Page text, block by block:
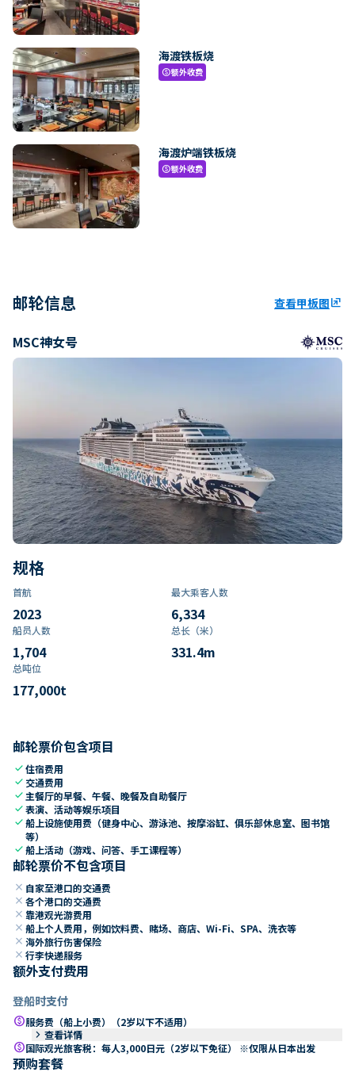
海渡铁板烧
paid额外收费
海渡炉端铁板烧
paid额外收费
邮轮信息 查看甲板图ungroup
MSC神女号
规格
首航
2023
最大乘客人数
6,334
船员人数
1,704
总长（米）
331.4m
总吨位
177,000t
邮轮票价包含项目
check住宿费用
check 交通费用
check 主餐厅的早餐、午餐、晚餐及自助餐厅
check表演、活动等娱乐项目
check船上设施使用费（健身中心、游泳池、按摩浴缸、俱乐部休息室、图书馆
等）
check船上活动（游戏、问答、手工课程等）
邮轮票价不包含项目
close 自家至港口的交通费
close 各个港口的交通费
close 靠港观光游费用
close 船上个人费用，例如饮料费、赌场、商店、Wi-Fi、SPA、洗衣等
close 海外旅行伤害保险
close 行李快递服务
额外支付费用
登船时支付
paid服务费（船上小费）（2岁以下不适用）
keyboard_arrow_right 查看详情
paid国际观光旅客税：每人3,000日元（2岁以下免征） ※仅限从日本出发
预购套餐